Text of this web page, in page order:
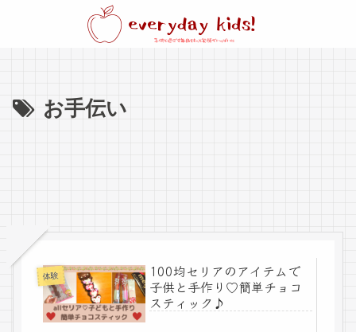
お手伝い
体験
100均セリアのアイテムで
子供と手作り♡簡単チョコ
スティック♪